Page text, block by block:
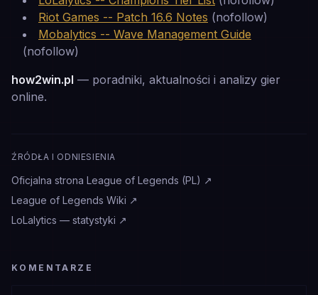
Riot Games -- Patch 16.6 Notes (nofollow)
Mobalytics -- Wave Management Guide
(nofollow)
how2win.pl — poradniki, aktualności i analizy gier
online.
ŹRÓDŁA I ODNIESIENIA
Oficjalna strona League of Legends (PL) ↗
League of Legends Wiki ↗
LoLalytics — statystyki ↗
KOMENTARZE